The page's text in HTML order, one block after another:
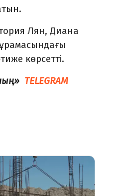
Лян, Диана
көрсетті.
TELEGRAM